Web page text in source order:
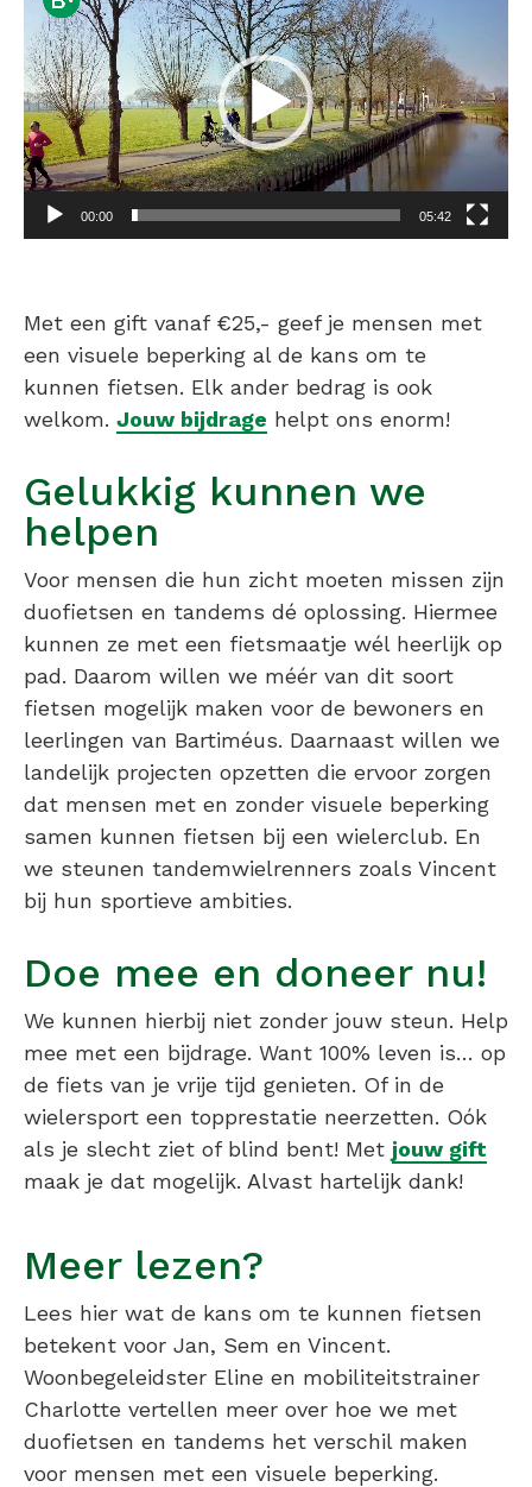
00:00 05:42
Met een gift vanaf €25,- geef je mensen met
een visuele beperking al de kans om te
kunnen fietsen. Elk ander bedrag is ook
welkom. Jouw bijdrage helpt ons enorm!
Gelukkig kunnen we
helpen
Voor mensen die hun zicht moeten missen zijn
duofietsen en tandems dé oplossing. Hiermee
kunnen ze met een fietsmaatje wél heerlijk op
pad. Daarom willen we méér van dit soort
fietsen mogelijk maken voor de bewoners en
leerlingen van Bartiméus. Daarnaast willen we
landelijk projecten opzetten die ervoor zorgen
dat mensen met en zonder visuele beperking
samen kunnen fietsen bij een wielerclub. En
we steunen tandemwielrenners zoals Vincent
bij hun sportieve ambities.
Doe mee en doneer nu!
We kunnen hierbij niet zonder jouw steun. Help
mee met een bijdrage. Want 100% leven is… op
de fiets van je vrije tijd genieten. Of in de
wielersport een topprestatie neerzetten. Oók
als je slecht ziet of blind bent! Met jouw gift
maak je dat mogelijk. Alvast hartelijk dank!
Meer lezen?
Lees hier wat de kans om te kunnen fietsen
betekent voor Jan, Sem en Vincent.
Woonbegeleidster Eline en mobiliteitstrainer
Charlotte vertellen meer over hoe we met
duofietsen en tandems het verschil maken
voor mensen met een visuele beperking.